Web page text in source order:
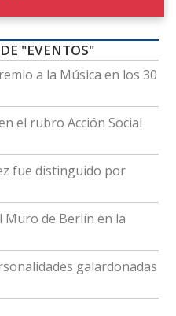
"EVENTOS"
a la Música en los 30
el rubro Acción Social
fue distinguido por
de Berlín en la
galardonadas